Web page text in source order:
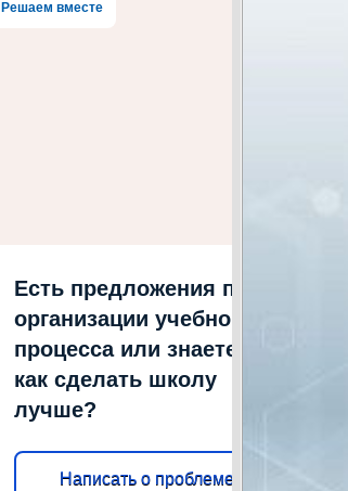
Решаем вместе
Есть предложения по
организации учебного
процесса или знаете,
как сделать школу
лучше?
Написать о проблеме